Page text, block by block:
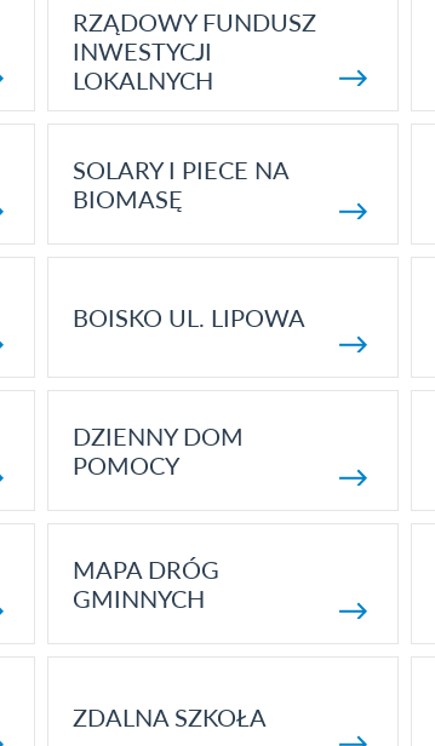
RZĄDOWY FUNDUSZ
INWESTYCJI
LOKALNYCH
SOLARY I PIECE NA
BIOMASĘ
BOISKO UL. LIPOWA
DZIENNY DOM
POMOCY
MAPA DRÓG
GMINNYCH
ZDALNA SZKOŁA